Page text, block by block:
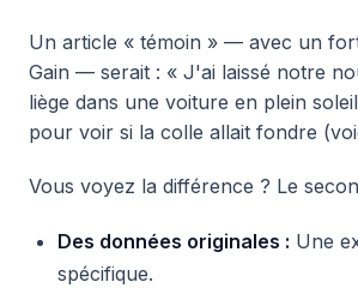
Un article « témoin » — avec un
Gain — serait : « J'ai laissé notre
liège dans une voiture en plein
pour voir si la colle allait fondre
Vous voyez la différence ? Le
Des données originales : Une
spécifique.